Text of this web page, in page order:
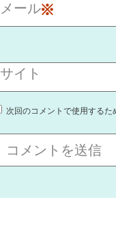
メール※
サイト
次回のコメントで使用するた